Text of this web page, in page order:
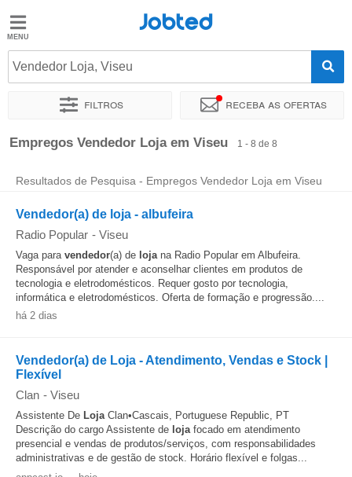
Jobted
Empregos
Salários
Jobted
Vendedor Loja, Viseu
Filtros Receba as ofertas
Ordenar por Localidade exata Empresa
Empregos Vendedor Loja em Viseu 1 - 8 de 8
Resultados de Pesquisa - Empregos Vendedor Loja em Viseu
Vendedor(a) de loja - albufeira
Radio Popular - Viseu
Vaga para vendedor(a) de lojana Radio Popular em Albufeira.
Responsável por atender e aconselhar clientes em produtos de
tecnologia e eletrodomésticos. Requer gosto por tecnologia,
informática e eletrodomésticos. Oferta de formação e progressão....
há 2 dias
Vendedor(a) de Loja - Atendimento, Vendas e Stock |
Flexível
Clan - Viseu
Assistente De LojaClan•Cascais, Portuguese Republic, PT
Descrição do cargo Assistente de lojafocado em atendimento
presencial e vendas de produtos/serviços, com responsabilidades
administrativas e de gestão de stock. Horário flexível e folgas...